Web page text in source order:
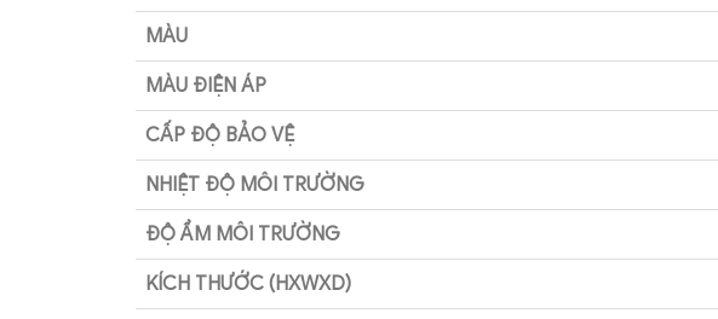
MÀU
MÀU ĐIỆN ÁP
CẤP ĐỘ BẢO VỆ
NHIỆT ĐỘ MÔI TRƯỜNG
ĐỘ ẨM MÔI TRƯỜNG
KÍCH THƯỚC (HXWXD)